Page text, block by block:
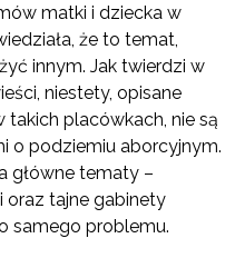
matki i dziecka w
że to temat,
innym. Jak twierdzi w
niestety, opisane
placówkach, nie są
o podziemiu aborcyjnym.
główne tematy –
oraz tajne gabinety
samego problemu.